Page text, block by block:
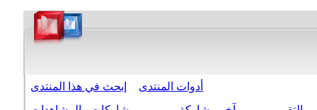
أدوات المنتدى
إبحث في هذا المنتدى